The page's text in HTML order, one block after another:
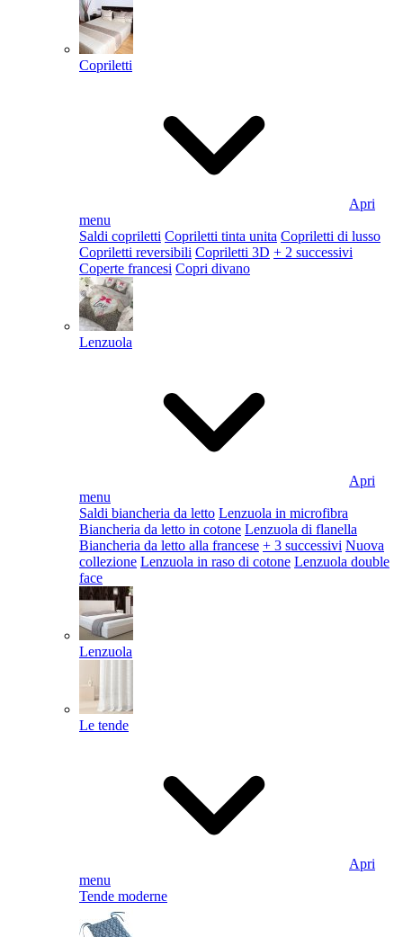
Copriletti
Apri
menu
Saldi copriletti Copriletti tinta unita Copriletti di lusso
Copriletti reversibili Copriletti 3D + 2 successivi
Coperte francesi Copri divano
Lenzuola
Apri
menu
Saldi biancheria da letto Lenzuola in microfibra
Biancheria da letto in cotone Lenzuola di flanella
Biancheria da letto alla francese + 3 successivi Nuova
collezione Lenzuola in raso di cotone Lenzuola double
face
Lenzuola
Le tende
Apri
menu
Tende moderne